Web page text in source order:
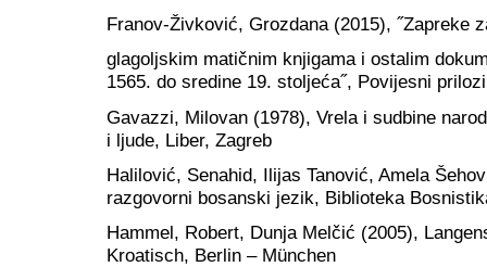
Franov-Živković, Grozdana (2015), ˝Zapreke
glagoljskim matičnim knjigama i ostalim
1565. do sredine 19. stoljeća˝, Povijesni
Gavazzi, Milovan (1978), Vrela i sudbine
i ljude, Liber, Zagreb
Halilović, Senahid, Ilijas Tanović, Amela
razgovorni bosanski jezik, Biblioteka
Hammel, Robert, Dunja Melčić (2005),
Kroatisch, Berlin – München